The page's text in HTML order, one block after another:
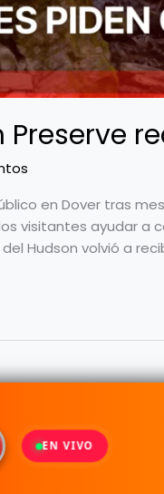
Preserve
en Dover tras
visitantes ayudar a
Hudson volvió a
Revolución Radio -
EN VIVO